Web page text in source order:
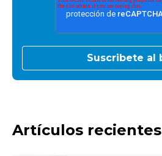
Artículos recientes